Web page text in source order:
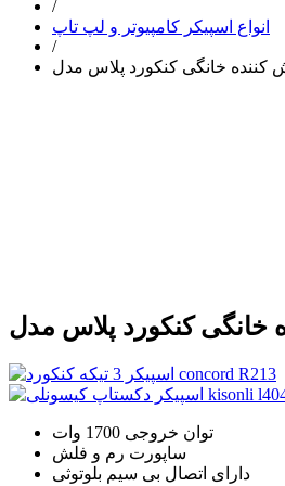
/
انواع اسپیکر کامپیوتر و لپ تاپ
/
توان خروجی 1700 وات
ساپورت رم و فلش
دارای اتصال بی سیم بلوتوثی